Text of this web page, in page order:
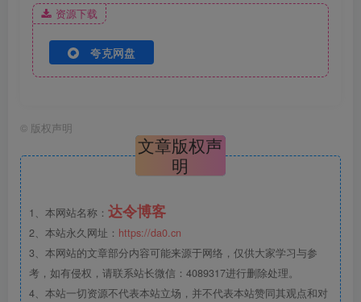
资源下载
夸克网盘
© 版权声明
文章版权声
明
1、本网站名称： 达令博客
2、本站永久网址： https://da0.cn
3、本网站的文章部分内容可能来源于网络，仅供大家学习与参
考，如有侵权，请联系站长微信：4089317进行删除处理。
4、本站一切资源不代表本站立场，并不代表本站赞同其观点和对